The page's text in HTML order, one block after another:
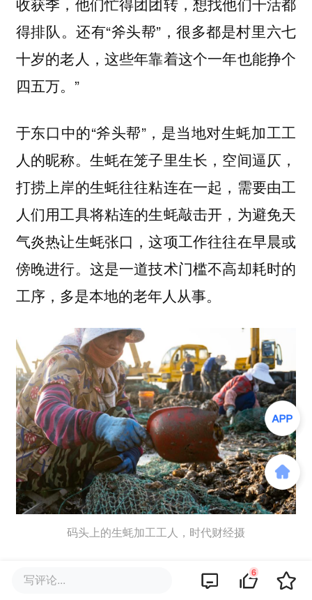
得排队。还有“斧头帮”，很多都是村里六七
十岁的老人，这些年靠着这个一年也能挣个
四五万。”
于东口中的“斧头帮”，是当地对生蚝加工工
人的昵称。生蚝在笼子里生长，空间逼仄，
打捞上岸的生蚝往往粘连在一起，需要由工
人们用工具将粘连的生蚝敲击开，为避免天
气炎热让生蚝张口，这项工作往往在早晨或
傍晚进行。这是一道技术门槛不高却耗时的
工序，多是本地的老年人从事。
码头上的生蚝加工工人，时代财经摄
傍晚时分，走近码头，耳边即被“叮叮当
写评论... 6